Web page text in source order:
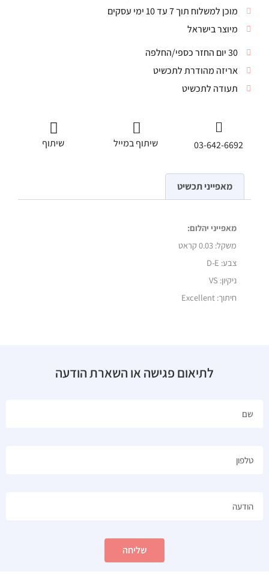
מוכן למשלוח תוך 7 עד 10 ימי עסקים
מיוצר בישראל
30 יום החזר כספי/החלפה
אריזה מהודרת לתכשיט
תעודה לתכשיט
03-642-6692 שיתוף במייל שיתוף
מאפייני תכשיט
מאפייני יהלום:
משקל: 0.03 קראט
צבע: D-E
ניקיון: VS
חיתוך: Excellent
לתיאום פגישה או השארת הודעה
שליחה